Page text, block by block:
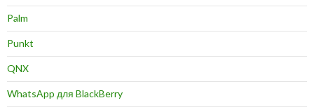
Palm
Punkt
QNX
WhatsApp для BlackBerry